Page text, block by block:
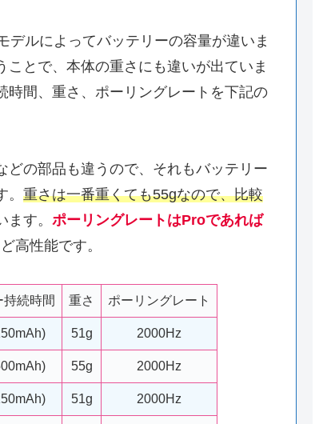
デルによってバッテリーの容量が違いま
とで、本体の重さにも違いが出ていま
時間、重さ、ポーリングレートを下記の
どの部品も違うので、それもバッテリー
重さは一番重くても55gなので、比較
ます。 ポーリングレートはProであれば
高性能です。
続時間 重さ ポーリングレート
51g 2000Hz
55g 2000Hz
51g 2000Hz